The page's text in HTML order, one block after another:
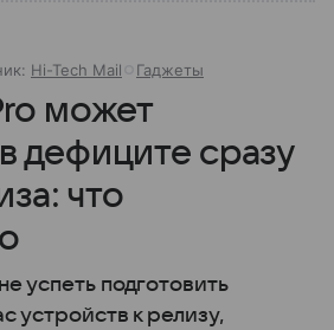
Hi-Tech Mail Гаджеты
может
дефиците сразу
что
успеть подготовить
устройств к релизу,